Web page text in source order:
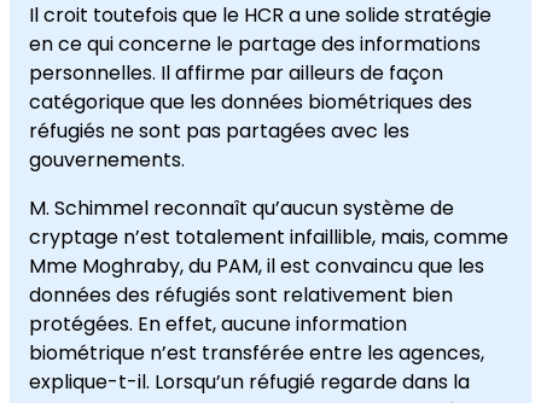
Il croit toutefois que le HCR a une solide stratégie
en ce qui concerne le partage des informations
personnelles. Il affirme par ailleurs de façon
catégorique que les données biométriques des
réfugiés ne sont pas partagées avec les
gouvernements.
M. Schimmel reconnaît qu’aucun système de
cryptage n’est totalement infaillible, mais, comme
Mme Moghraby, du PAM, il est convaincu que les
données des réfugiés sont relativement bien
protégées. En effet, aucune information
biométrique n’est transférée entre les agences,
explique-t-il. Lorsqu’un réfugié regarde dans la